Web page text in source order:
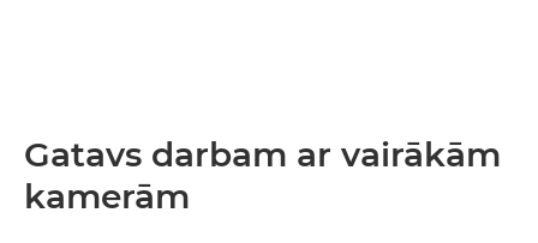
Gatavs darbam ar vairākām
kamerām